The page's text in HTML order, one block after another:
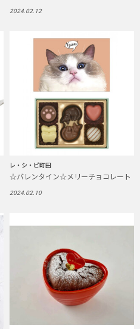
2024.02.12
レ・シ・ピ町田
☆バレンタイン☆メリーチョコレート
2024.02.10